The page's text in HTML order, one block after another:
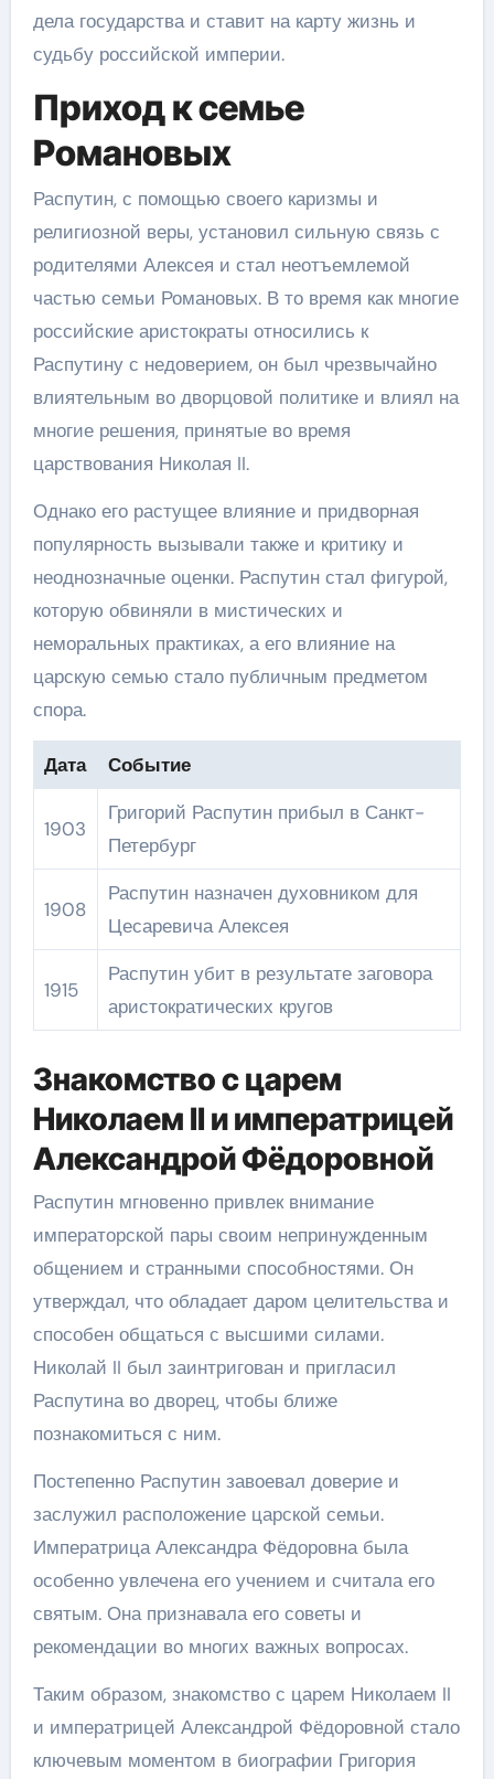
дела государства и ставит на карту жизнь и
судьбу российской империи.
Приход к семье
Романовых
Распутин, с помощью своего каризмы и
религиозной веры, установил сильную связь с
родителями Алексея и стал неотъемлемой
частью семьи Романовых. В то время как многие
российские аристократы относились к
Распутину с недоверием, он был чрезвычайно
влиятельным во дворцовой политике и влиял на
многие решения, принятые во время
царствования Николая II.
Однако его растущее влияние и придворная
популярность вызывали также и критику и
неоднозначные оценки. Распутин стал фигурой,
которую обвиняли в мистических и
неморальных практиках, а его влияние на
царскую семью стало публичным предметом
спора.
Дата Событие
1903
Григорий Распутин прибыл в Санкт-
Петербург
1908
Распутин назначен духовником для
Цесаревича Алексея
1915
Распутин убит в результате заговора
аристократических кругов
Знакомство с царем
Николаем II и императрицей
Александрой Фёдоровной
Распутин мгновенно привлек внимание
императорской пары своим непринужденным
общением и странными способностями. Он
утверждал, что обладает даром целительства и
способен общаться с высшими силами.
Николай II был заинтригован и пригласил
Распутина во дворец, чтобы ближе
познакомиться с ним.
Постепенно Распутин завоевал доверие и
заслужил расположение царской семьи.
Императрица Александра Фёдоровна была
особенно увлечена его учением и считала его
святым. Она признавала его советы и
рекомендации во многих важных вопросах.
Таким образом, знакомство с царем Николаем II
и императрицей Александрой Фёдоровной стало
ключевым моментом в биографии Григория